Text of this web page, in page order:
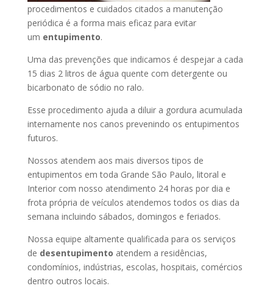
procedimentos e cuidados citados a manutenção
periódica é a forma mais eficaz para evitar
um entupimento.
Uma das prevenções que indicamos é despejar a cada
15 dias 2 litros de água quente com detergente ou
bicarbonato de sódio no ralo.
Esse procedimento ajuda a diluir a gordura acumulada
internamente nos canos prevenindo os entupimentos
futuros.
Nossos atendem aos mais diversos tipos de
entupimentos em toda Grande São Paulo, litoral e
Interior com nosso atendimento 24 horas por dia e
frota própria de veículos atendemos todos os dias da
semana incluindo sábados, domingos e feriados.
Nossa equipe altamente qualificada para os serviços
de desentupimento atendem a residências,
condomínios, indústrias, escolas, hospitais, comércios
dentro outros locais.